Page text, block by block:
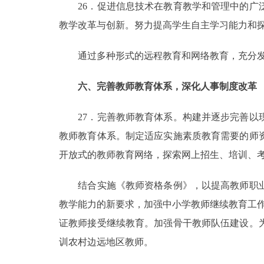
26．促进信息技术在教育教学和管理中的广
教学改革与创新。努力提高学生自主学习能力和
通过多种形式的远程教育和网络教育，充分发
六、完善教师教育体系，深化人事制度改革
27．完善教师教育体系。构建并逐步完善以
教师教育体系。制定适应实施素质教育需要的
开放式的教师教育网络，探索网上招生、培训、
结合实施《教师资格条例》，以提高教师职
教学能力的新要求，加强中小学教师继续教育工
证教师接受继续教育。加强骨干教师队伍建设
训农村边远地区教师。